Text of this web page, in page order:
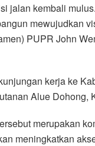
jalan kembali
mewujudkan
PUPR John
kerja ke
Alue Dohong,
merupakan
meningkatkan